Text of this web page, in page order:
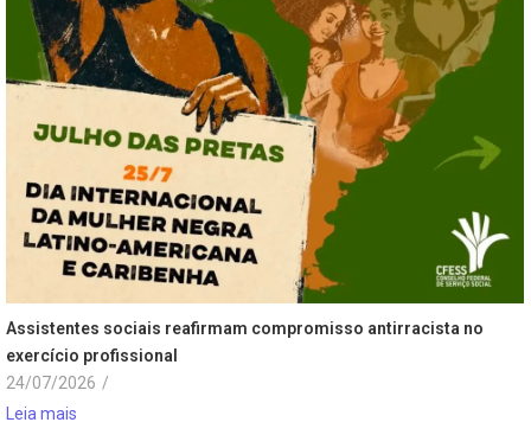
Assistentes sociais reafirmam compromisso antirracista no
exercício profissional
24/07/2026 /
Leia mais